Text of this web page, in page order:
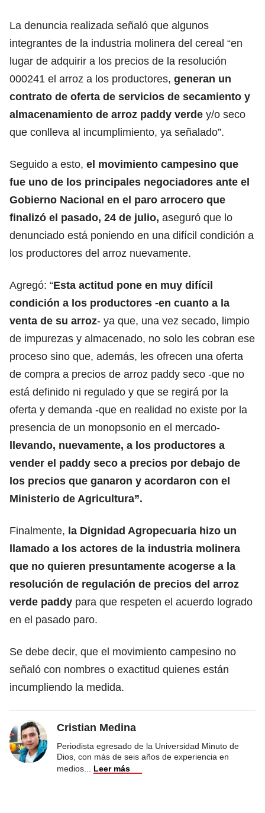
La denuncia realizada señaló que algunos
integrantes de la industria molinera del cereal “en
lugar de adquirir a los precios de la resolución
000241 el arroz a los productores, generan un
contrato de oferta de servicios de secamiento y
almacenamiento de arroz paddy verde y/o seco
que conlleva al incumplimiento, ya señalado”.
Seguido a esto, el movimiento campesino que
fue uno de los principales negociadores ante el
Gobierno Nacional en el paro arrocero que
finalizó el pasado, 24 de julio, aseguró que lo
denunciado está poniendo en una difícil condición a
los productores del arroz nuevamente.
Agregó: “Esta actitud pone en muy difícil
condición a los productores -en cuanto a la
venta de su arroz- ya que, una vez secado, limpio
de impurezas y almacenado, no solo les cobran ese
proceso sino que, además, les ofrecen una oferta
de compra a precios de arroz paddy seco -que no
está definido ni regulado y que se regirá por la
oferta y demanda -que en realidad no existe por la
presencia de un monopsonio en el mercado-
llevando, nuevamente, a los productores a
vender el paddy seco a precios por debajo de
los precios que ganaron y acordaron con el
Ministerio de Agricultura”.
Finalmente, la Dignidad Agropecuaria hizo un
llamado a los actores de la industria molinera
que no quieren presuntamente acogerse a la
resolución de regulación de precios del arroz
verde paddy para que respeten el acuerdo logrado
en el pasado paro.
Se debe decir, que el movimiento campesino no
señaló con nombres o exactitud quienes están
incumpliendo la medida.
Cristian Medina
Periodista egresado de la Universidad Minuto de
Dios, con más de seis años de experiencia en
medios
Leer más